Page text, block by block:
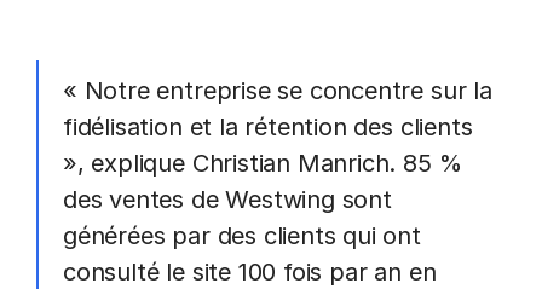
« Notre entreprise se concentre sur la
fidélisation et la rétention des clients
», explique Christian Manrich. 85 %
des ventes de Westwing sont
générées par des clients qui ont
consulté le site 100 fois par an en